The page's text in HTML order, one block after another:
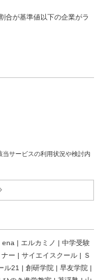
合が基準値以下の企業がラ
サービスの利用状況や検討内
| エルカミノ | 中学受験
ー | サイエイスクール | Ｓ
ル21 | 創研学院 | 早友学院 |